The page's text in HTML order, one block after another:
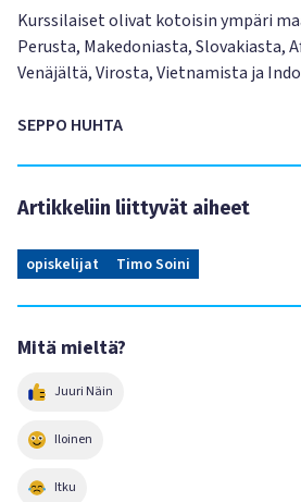
Kurssilaiset olivat kotoisin ympäri
Perusta, Makedoniasta, Slovakiasta,
Venäjältä, Virosta, Vietnamista ja
SEPPO HUHTA
Artikkeliin liittyvät aiheet
opiskelijat Timo Soini
Mitä mieltä?
Juuri Näin
Iloinen
Itku